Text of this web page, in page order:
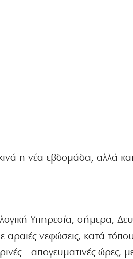
η νέα εβδομάδα, αλλά
Υπηρεσία, σήμερα,
νεφώσεις, κατά
– απογευματινές ώρες,